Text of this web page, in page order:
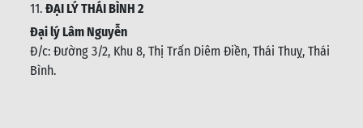
11. ĐẠI LÝ THÁI BÌNH 2
Đại lý Lâm Nguyễn
Đ/c: Đường 3/2, Khu 8, Thị Trấn Diêm Điền, Thái Thuỵ, Thái
Bình.